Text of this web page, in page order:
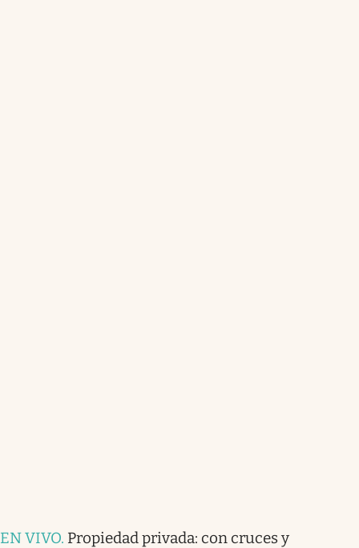
EN VIVO. Propiedad privada: con cruces y